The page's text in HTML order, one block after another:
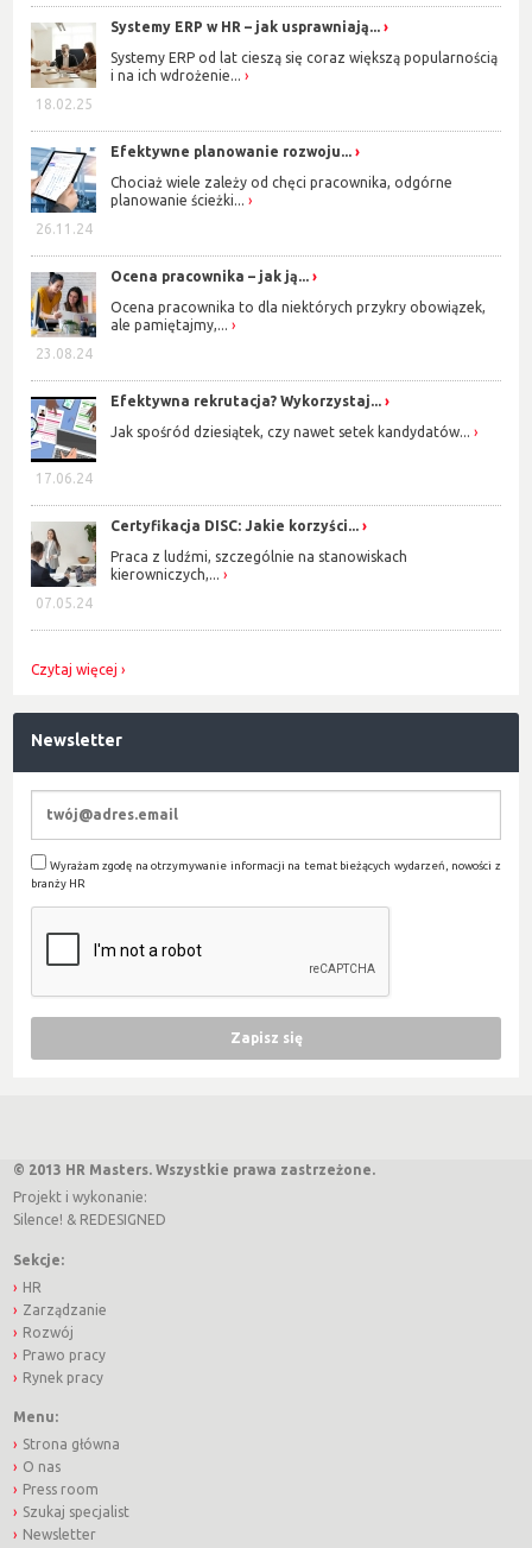
18.02.25
Systemy ERP w HR – jak usprawniają...
Systemy ERP od lat cieszą się coraz większą popularnością
i na ich wdrożenie...
26.11.24
Efektywne planowanie rozwoju...
Chociaż wiele zależy od chęci pracownika, odgórne
planowanie ścieżki...
23.08.24
Ocena pracownika – jak ją...
Ocena pracownika to dla niektórych przykry obowiązek,
ale pamiętajmy,...
17.06.24
Efektywna rekrutacja? Wykorzystaj...
Jak spośród dziesiątek, czy nawet setek kandydatów...
07.05.24
Certyfikacja DISC: Jakie korzyści...
Praca z ludźmi, szczególnie na stanowiskach
kierowniczych,...
Czytaj więcej
Newsletter
Wyrażam zgodę na otrzymywanie informacji na temat bieżących wydarzeń, nowości z
branży HR
© 2013 HR Masters. Wszystkie prawa zastrzeżone.
Projekt i wykonanie:
Silence! & REDESIGNED
Sekcje:
HR
Zarządzanie
Rozwój
Prawo pracy
Rynek pracy
Menu:
Strona główna
O nas
Press room
Szukaj specjalist
Newsletter